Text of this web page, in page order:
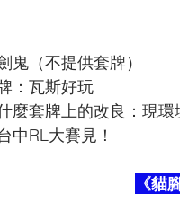
鬼（不提供套牌）
：瓦斯好玩
麼套牌上的改良：現
中RL大賽見！
《貓